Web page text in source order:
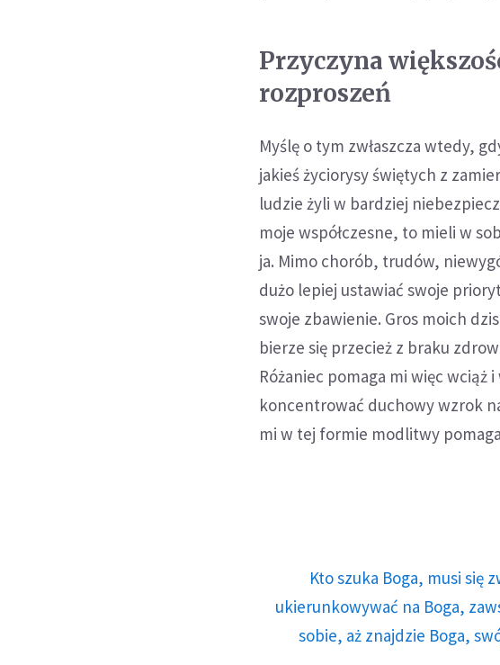
Przyczyna
rozproszeń
Myślę o tym zwłaszcza wtedy,
jakieś życiorysy świętych z
ludzie żyli w bardziej
moje współczesne, to mieli w
ja. Mimo chorób, trudów,
dużo lepiej ustawiać swoje
swoje zbawienie. Gros moich
bierze się przecież z braku
Różaniec pomaga mi więc wciąż
koncentrować duchowy wzrok
mi w tej formie modlitwy
Kto szuka Boga, musi się
ukierunkowywać na Boga,
sobie, aż znajdzie Boga,